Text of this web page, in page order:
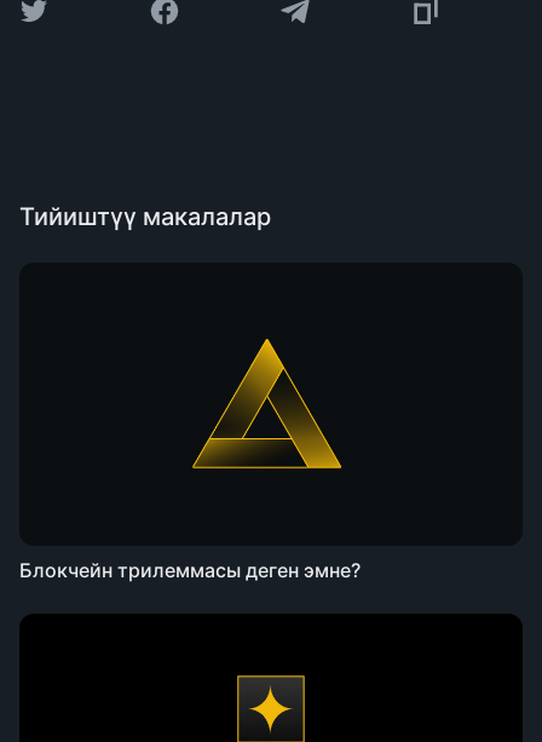
Тийиштүү макалалар
Блокчейн трилеммасы деген эмне?